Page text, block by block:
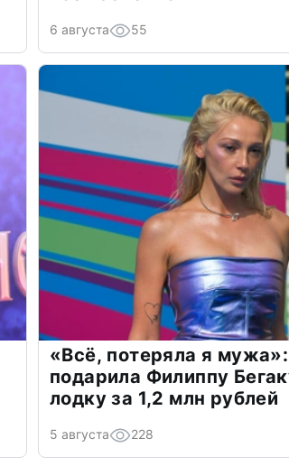
6 августа 55
«Всё, потеряла я
подарила Филиппу
лодку за 1,2 млн рублей
5 августа 228